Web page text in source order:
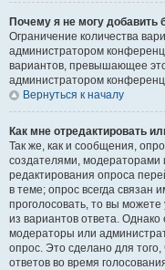
Почему я не могу добавить
Ограничение количества
администратором
вариантов, превышающее
администратором
Вернуться к началу
Как мне отредактировать
Так же, как и сообщения,
создателями,
редактирования опроса
в теме; опрос всегда связан
проголосовать, то вы
из вариантов ответа. Однако
модераторы или
опрос. Это сделано для
ответов во время